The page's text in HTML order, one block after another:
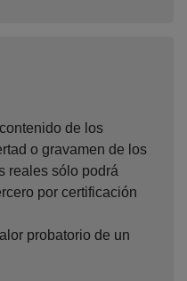
de los
o gravamen de los
reales sólo podrá
por certificación
probatorio de un